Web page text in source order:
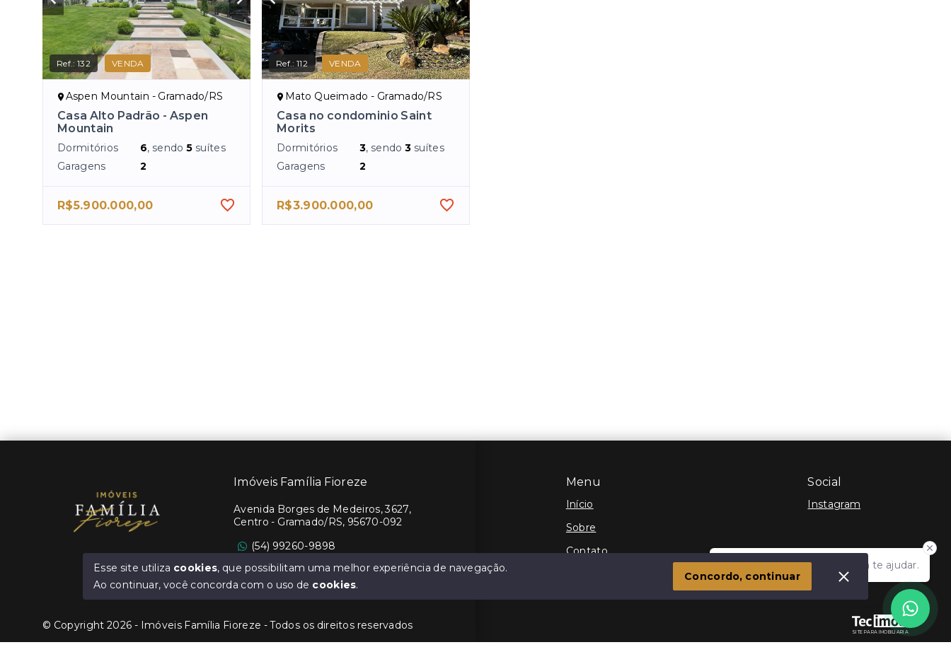
Ref.:132 VENDA
Aspen Mountain - Gramado/RS
Casa Alto Padrão - Aspen
Mountain
Dormitórios 6, sendo5 suítes
Garagens
2
R$5.900.000,00
Ref.:112 VENDA
Mato Queimado - Gramado/RS
Casa no condominio Saint
Morits
Dormitórios 3, sendo3 suítes
Garagens
2
R$3.900.000,00
Olá! Estamos disponíveis para te ajudar.
Menu
Início
Sobre
Contato
Social
Instagram
SITE PARA IMOBILIARIA
Imóveis Família Fioreze
Avenida Borges de Medeiros, 3627,
Centro - Gramado/RS, 95670-092
(54) 99260-9898
Ver e-mail
© Copyright 2026 - Imóveis Família Fioreze - Todos os direitos reservados
Esse site utiliza cookies, que possibilitam uma melhor experiência de navegação.
Ao continuar, você concorda com o uso de cookies.
Concordo, continuar